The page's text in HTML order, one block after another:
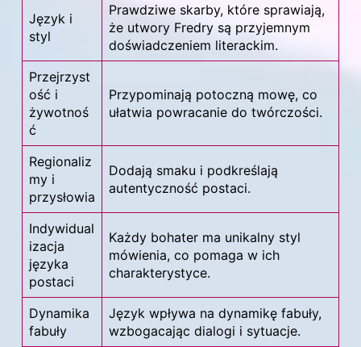
Język i
styl
Prawdziwe skarby, które sprawiają,
że utwory Fredry są przyjemnym
doświadczeniem literackim.
Przejrzyst
ość i
żywotnoś
ć
Przypominają potoczną mowę, co
ułatwia powracanie do twórczości.
Regionaliz
my i
przysłowia
Dodają smaku i podkreślają
autentyczność postaci.
Indywidual
izacja
języka
postaci
Każdy bohater ma unikalny styl
mówienia, co pomaga w ich
charakterystyce.
Dynamika
fabuły
Język wpływa na dynamikę fabuły,
wzbogacając dialogi i sytuacje.